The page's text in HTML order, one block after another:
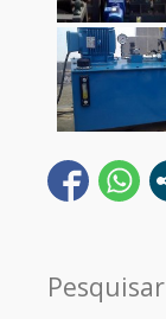
Pesquisar